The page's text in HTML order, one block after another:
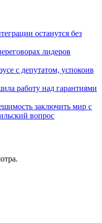
останутся без
лидеров
с депутатом, успокоив
работу над гарантиями
заключить мир с
вопрос